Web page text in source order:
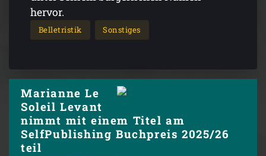
hervor.
Belletristik Sonstiges
Marianne Le
Soleil Levant
nimmt mit einem Titel am
SelfPublishing Buchpreis 2025/26
teil